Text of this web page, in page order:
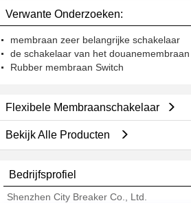
Verwante Onderzoeken:
membraan zeer belangrijke schakelaar
de schakelaar van het douanemembraan
Rubber membraan Switch
Flexibele Membraanschakelaar
Bekijk Alle Producten
Bedrijfsprofiel
Shenzhen City Breaker Co., Ltd.